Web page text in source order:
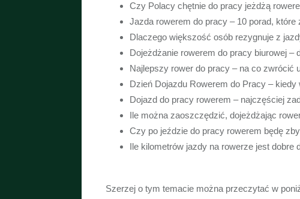
Czy Polacy chętnie do pracy jeżdżą
Jazda rowerem do pracy – 10 porad,
Dlaczego większość osób rezygnuje z
Dojeżdżanie rowerem do pracy biurowej –
Najlepszy rower do pracy – na co zwrócić
Dzień Dojazdu Rowerem do Pracy – kiedy
Dojazd do pracy rowerem – najczęściej
Ile można zaoszczędzić, dojeżdżając
Czy po jeździe do pracy rowerem będę
Ile kilometrów jazdy na rowerze jest dobre
Szerzej o tym temacie można przeczytać w